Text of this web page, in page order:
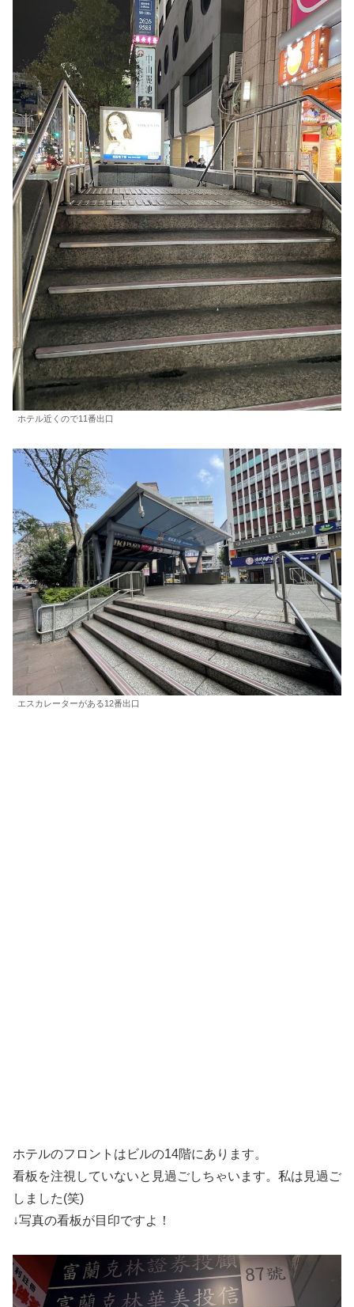
ホテル近くので11番出口
エスカレーターがある12番出口
ホテルのフロントはビルの14階にあります。
看板を注視していないと見過ごしちゃいます。私は見過ご
しました(笑)
↓写真の看板が目印ですよ！